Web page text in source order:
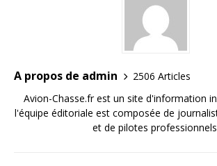
A propos de admin
2506 Articles
Avion-Chasse.fr est un site d'information
l'équipe éditoriale est composée de
et de pilotes